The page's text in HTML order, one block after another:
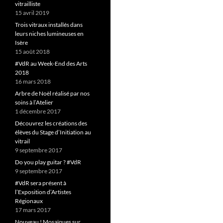
vitrailliste
15 avril 2019
Trois vitraux installés dans
leurs niches lumineuses en
Isère
15 août 2018
#VdR au Week-End des Arts
2018
16 mars 2018
Arbre de Noël réalisé par nos
soins à l’Atelier
1 décembre 2017
Découvrez les créations des
élèves du Stage d’Initiation au
vitrail
9 septembre 2017
Do you play guitar ? #VdR
9 septembre 2017
#VdR sera présent à
l’Exposition d’Artistes
Régionaux
17 mars 2017